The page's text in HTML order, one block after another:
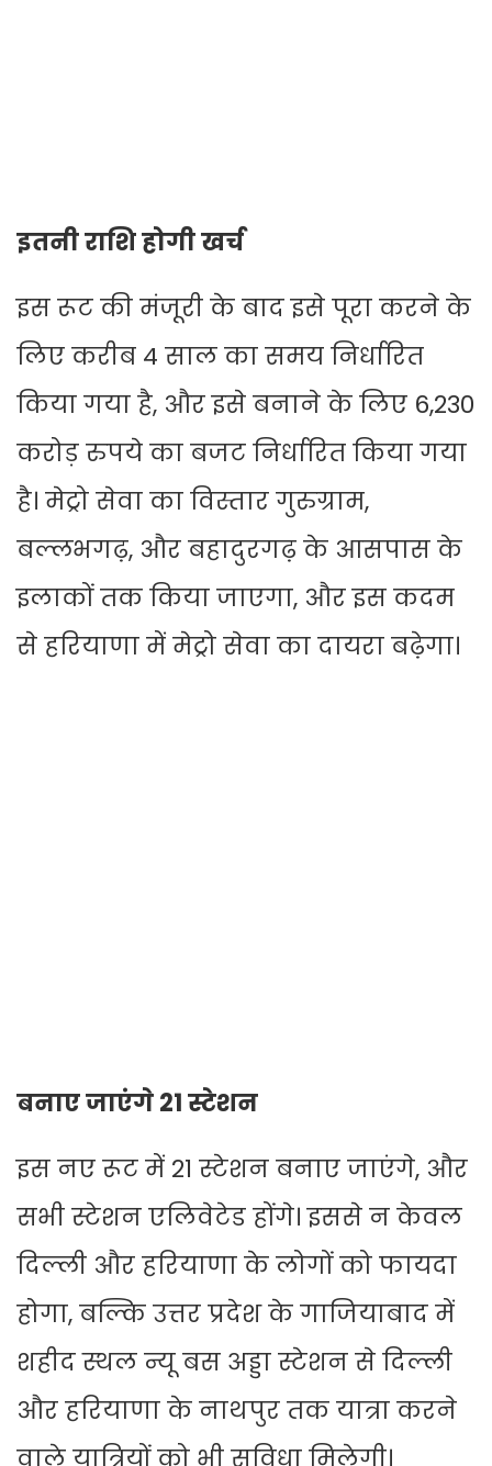
इतनी राशि होगी खर्च
इस रूट की मंजूरी के बाद इसे पूरा करने के
लिए करीब 4 साल का समय निर्धारित
किया गया है, और इसे बनाने के लिए 6,230
करोड़ रुपये का बजट निर्धारित किया गया
है। मेट्रो सेवा का विस्तार गुरुग्राम,
बल्लभगढ़, और बहादुरगढ़ के आसपास के
इलाकों तक किया जाएगा, और इस कदम
से हरियाणा में मेट्रो सेवा का दायरा बढ़ेगा।
बनाए जाएंगे 21 स्टेशन
इस नए रूट में 21 स्टेशन बनाए जाएंगे, और
सभी स्टेशन एलिवेटेड होंगे। इससे न केवल
दिल्ली और हरियाणा के लोगों को फायदा
होगा, बल्कि उत्तर प्रदेश के गाजियाबाद में
शहीद स्थल न्यू बस अड्डा स्टेशन से दिल्ली
और हरियाणा के नाथपुर तक यात्रा करने